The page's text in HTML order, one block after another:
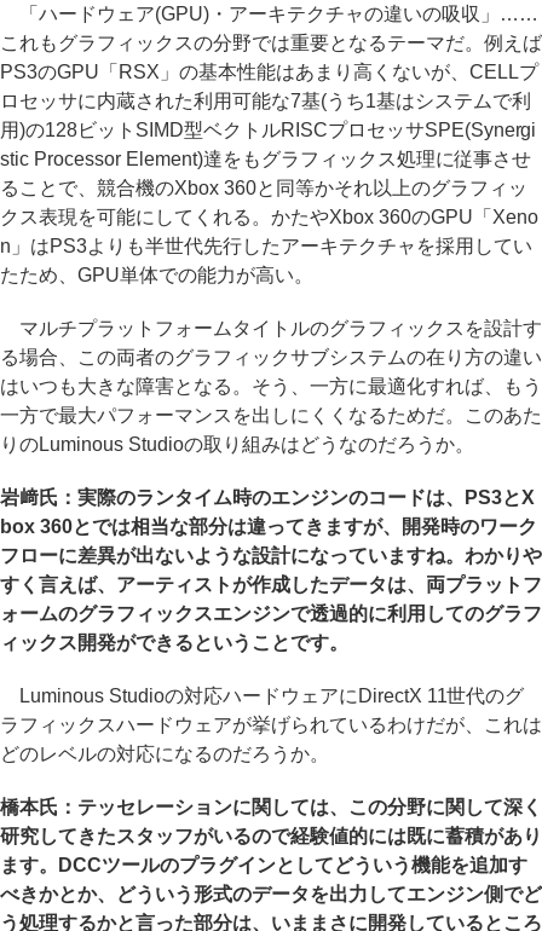
「ハードウェア(GPU)・アーキテクチャの違いの吸収」……
これもグラフィックスの分野では重要となるテーマだ。例えば
PS3のGPU「RSX」の基本性能はあまり高くないが、CELLプ
ロセッサに内蔵された利用可能な7基(うち1基はシステムで利
用)の128ビットSIMD型ベクトルRISCプロセッサSPE(Synergi
stic Processor Element)達をもグラフィックス処理に従事させ
ることで、競合機のXbox 360と同等かそれ以上のグラフィッ
クス表現を可能にしてくれる。かたやXbox 360のGPU「Xeno
n」はPS3よりも半世代先行したアーキテクチャを採用してい
たため、GPU単体での能力が高い。
マルチプラットフォームタイトルのグラフィックスを設計す
る場合、この両者のグラフィックサブシステムの在り方の違い
はいつも大きな障害となる。そう、一方に最適化すれば、もう
一方で最大パフォーマンスを出しにくくなるためだ。このあた
りのLuminous Studioの取り組みはどうなのだろうか。
岩﨑氏：実際のランタイム時のエンジンのコードは、PS3とX
box 360とでは相当な部分は違ってきますが、開発時のワーク
フローに差異が出ないような設計になっていますね。わかりや
すく言えば、アーティストが作成したデータは、両プラットフ
ォームのグラフィックスエンジンで透過的に利用してのグラフ
ィックス開発ができるということです。
Luminous Studioの対応ハードウェアにDirectX 11世代のグ
ラフィックスハードウェアが挙げられているわけだが、これは
どのレベルの対応になるのだろうか。
橋本氏：テッセレーションに関しては、この分野に関して深く
研究してきたスタッフがいるので経験値的には既に蓄積があり
ます。DCCツールのプラグインとしてどういう機能を追加す
べきかとか、どういう形式のデータを出力してエンジン側でど
う処理するかと言った部分は、いままさに開発しているところ